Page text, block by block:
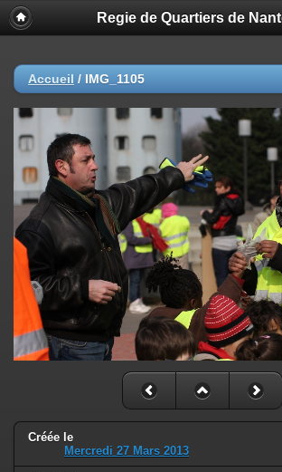
Regie de Quartiers de
Accueil / IMG_1105
Créée le
Mercredi 27 Mars 2013